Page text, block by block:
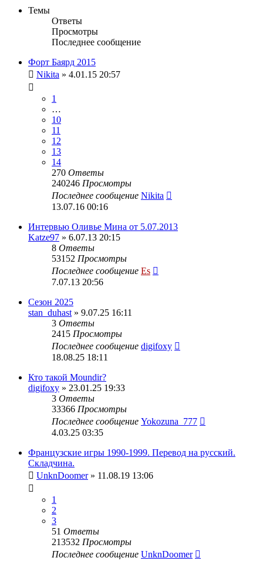
Темы
Ответы
Просмотры
Последнее сообщение
Форт Баярд 2015
Nikita » 4.01.15 20:57
1
…
10
11
12
13
14
270 Ответы
240246 Просмотры
Последнее сообщение Nikita
13.07.16 00:16
Интервью Оливье Мина от 5.07.2013
Katze97 » 6.07.13 20:15
8 Ответы
53152 Просмотры
Последнее сообщение Es
7.07.13 20:56
Сезон 2025
stan_duhast » 9.07.25 16:11
3 Ответы
2415 Просмотры
Последнее сообщение digifoxy
18.08.25 18:11
Кто такой Moundir?
digifoxy » 23.01.25 19:33
3 Ответы
33366 Просмотры
Последнее сообщение Yokozuna_777
4.03.25 03:35
Французские игры 1990-1999. Перевод на русский.
Складчина.
UnknDoomer» 11.08.19 13:06
1
2
3
51 Ответы
213532 Просмотры
Последнее сообщение UnknDoomer